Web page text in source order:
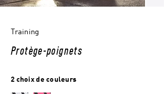
Training
Protège-poignets
2 choix de couleurs